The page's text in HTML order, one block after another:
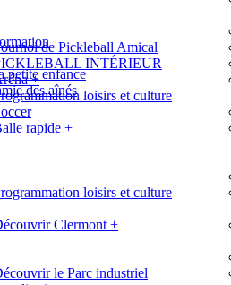
petite enfance
des aînés
de Pickleball Amical
INTÉRIEUR
+
loisirs et culture
rapide +
loisirs et culture
Clermont +
le Parc industriel